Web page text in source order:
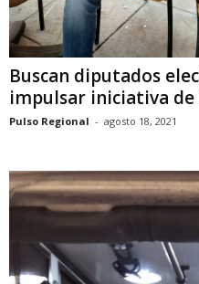
Buscan diputados
impulsar iniciativa de
Pulso Regional - agosto 18, 2021